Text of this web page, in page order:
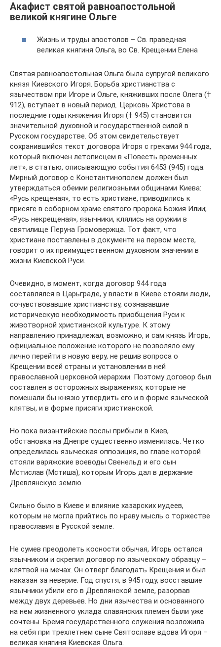
Акафист святой равноапостольной
великой княгине Ольге
Жизнь и труды апостолов – Св. праведная
великая княгиня Ольга, во Св. Крещении Елена
Святая равноапостольная Ольга была супругой великого
князя Киевского Игоря. Борьба христианства с
язычеством при Игоре и Ольге, княживших после Олега (†
912), вступает в новый период. Церковь Христова в
последние годы княжения Игоря († 945) становится
значительной духовной и государственной силой в
Русском государстве. Об этом свидетельствует
сохранившийся текст договора Игоря с греками 944 года,
который включен летописцем в «Повесть временных
лет», в статью, описывающую события 6453 (945) года.
Мирный договор с Константинополем должен был
утверждаться обеими религиозными общинами Киева:
«Русь крещеная», то есть христиане, приводились к
присяге в соборном храме святого пророка Божия Илии;
«Русь некрещеная», язычники, клялись на оружии в
святилище Перуна Громовержца. Тот факт, что
христиане поставлены в документе на первом месте,
говорит о их преимущественном духовном значении в
жизни Киевской Руси.
Очевидно, в момент, когда договор 944 года
составлялся в Царьграде, у власти в Киеве стояли люди,
сочувствовавшие христианству, сознававшие
историческую необходимость приобщения Руси к
животворной христианской культуре. К этому
направлению принадлежал, возможно, и сам князь Игорь,
официальное положение которого не позволяло ему
лично перейти в новую веру, не решив вопроса о
Крещении всей страны и установлении в ней
православной церковной иерархии. Поэтому договор был
составлен в осторожных выражениях, которые не
помешали бы князю утвердить его и в форме языческой
клятвы, и в форме присяги христианской.
Но пока византийские послы прибыли в Киев,
обстановка на Днепре существенно изменилась. Четко
определилась языческая оппозиция, во главе которой
стояли варяжские воеводы Свенельд и его сын
Мстислав (Мстиша), которым Игорь дал в держание
Древлянскую землю.
Сильно было в Киеве и влияние хазарских иудеев,
которым не могла прийтись по нраву мысль о торжестве
православия в Русской земле.
Не сумев преодолеть косности обычая, Игорь остался
язычником и скрепил договор по языческому образцу –
клятвой на мечах. Он отверг благодать Крещения и был
наказан за неверие. Год спустя, в 945 году, восставшие
язычники убили его в Древлянской земле, разорвав
между двух деревьев. Но дни язычества и основанного
на нем жизненного уклада славянских племен были уже
сочтены. Бремя государственного служения возложила
на себя при трехлетнем сыне Святославе вдова Игоря –
великая княгиня Киевская Ольга.